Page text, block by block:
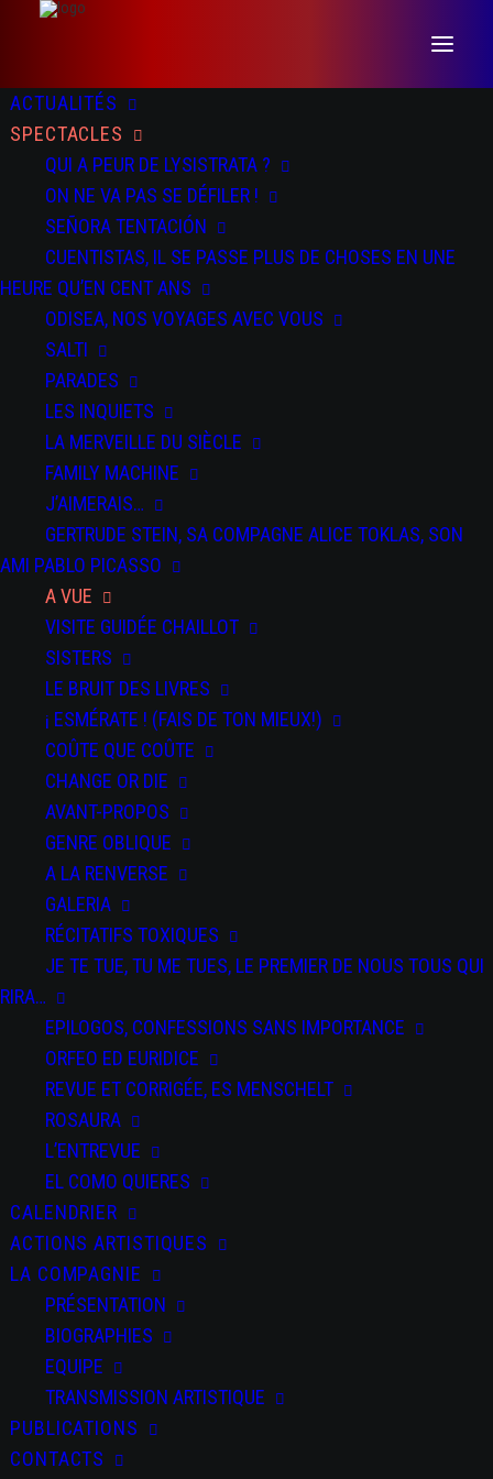
ACTUALITÉS
SPECTACLES
QUI A PEUR DE LYSISTRATA ?
ON NE VA PAS SE DÉFILER !
SEÑORA TENTACIÓN
CUENTISTAS, IL SE PASSE PLUS DE CHOSES EN UNE
HEURE QU’EN CENT ANS
ODISEA, NOS VOYAGES AVEC VOUS
SALTI
PARADES
LES INQUIETS
LA MERVEILLE DU SIÈCLE
FAMILY MACHINE
J’AIMERAIS…
GERTRUDE STEIN, SA COMPAGNE ALICE TOKLAS, SON
AMI PABLO PICASSO
A VUE
VISITE GUIDÉE CHAILLOT
SISTERS
LE BRUIT DES LIVRES
¡ ESMÉRATE ! (FAIS DE TON MIEUX!)
COÛTE QUE COÛTE
CHANGE OR DIE
AVANT-PROPOS
GENRE OBLIQUE
A LA RENVERSE
GALERIA
RÉCITATIFS TOXIQUES
JE TE TUE, TU ME TUES, LE PREMIER DE NOUS TOUS QUI
RIRA…
EPILOGOS, CONFESSIONS SANS IMPORTANCE
ORFEO ED EURIDICE
REVUE ET CORRIGÉE, ES MENSCHELT
ROSAURA
L’ENTREVUE
EL COMO QUIERES
CALENDRIER
ACTIONS ARTISTIQUES
LA COMPAGNIE
PRÉSENTATION
BIOGRAPHIES
EQUIPE
TRANSMISSION ARTISTIQUE
PUBLICATIONS
CONTACTS
DATES DOSSIER PRESSE
03 NOV 2020
le TIL - Mancieulles
DU 15 AU 16 OCT 2022
à Barcelone au Mercat de Les Flors